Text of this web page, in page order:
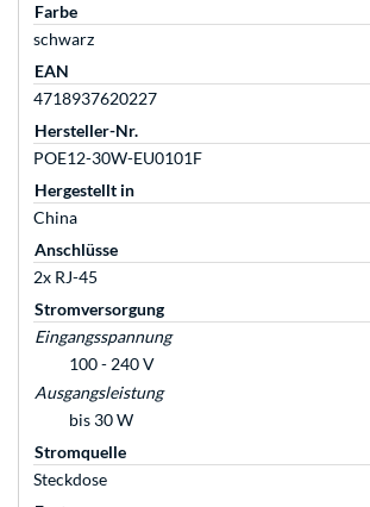
Farbe
schwarz
EAN
4718937620227
Hersteller-Nr.
POE12-30W-EU0101F
Hergestellt in
China
Anschlüsse
2x RJ-45
Stromversorgung
Eingangsspannung
100 - 240 V
Ausgangsleistung
bis 30 W
Stromquelle
Steckdose